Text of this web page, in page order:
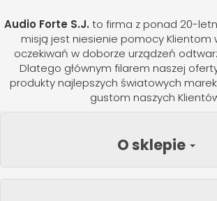
Audio Forte S.J. to firma z ponad 20-
misją jest niesienie pomocy Klientom
oczekiwań w doborze urządzeń
Dlatego głównym filarem naszej
produkty najlepszych światowych
gustom naszych
O sklepie